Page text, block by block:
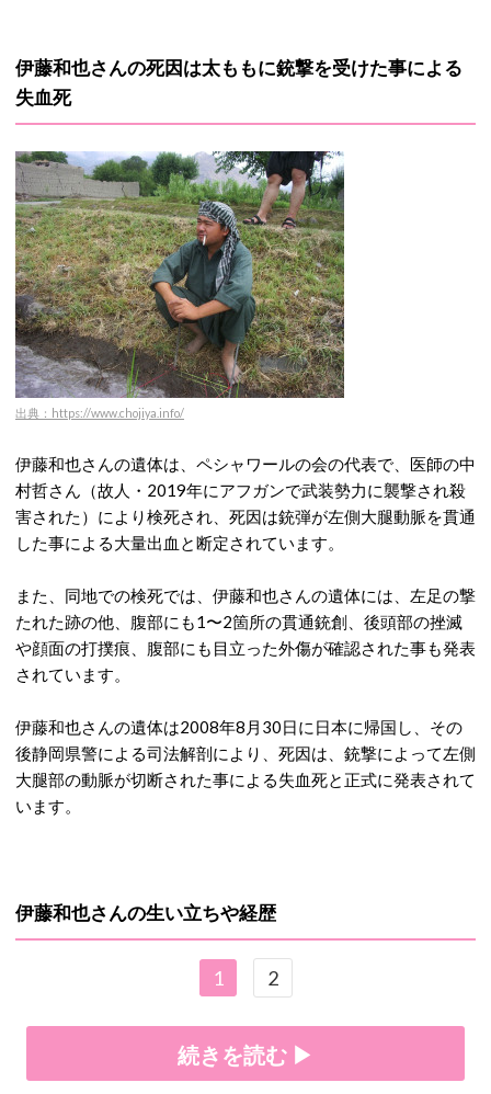
伊藤和也さんの死因は太ももに銃撃を受けた事による
失血死
出典：https://www.chojiya.info/
伊藤和也さんの遺体は、ペシャワールの会の代表で、医師の中
村哲さん（故人・2019年にアフガンで武装勢力に襲撃され殺
害された）により検死され、死因は銃弾が左側大腿動脈を貫通
した事による大量出血と断定されています。
また、同地での検死では、伊藤和也さんの遺体には、左足の撃
たれた跡の他、腹部にも1〜2箇所の貫通銃創、後頭部の挫滅
や顔面の打撲痕、腹部にも目立った外傷が確認された事も発表
されています。
伊藤和也さんの遺体は2008年8月30日に日本に帰国し、その
後静岡県警による司法解剖により、死因は、銃撃によって左側
大腿部の動脈が切断された事による失血死と正式に発表されて
います。
伊藤和也さんの生い立ちや経歴
1 2
続きを読む ▶